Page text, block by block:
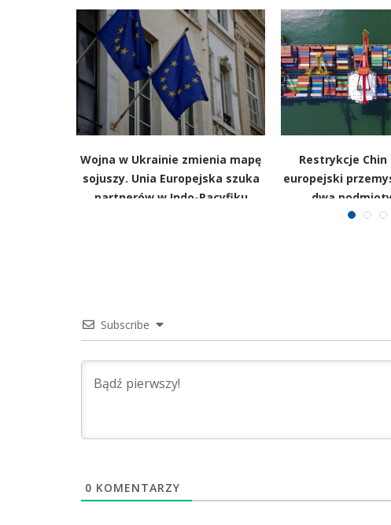
Wojna w Ukrainie zmienia mapę
sojuszy. Unia Europejska szuka
partnerów w Indo-Pacyfiku
Restrykcje
europejski
dwa
Subscribe
0 KOMENTARZY